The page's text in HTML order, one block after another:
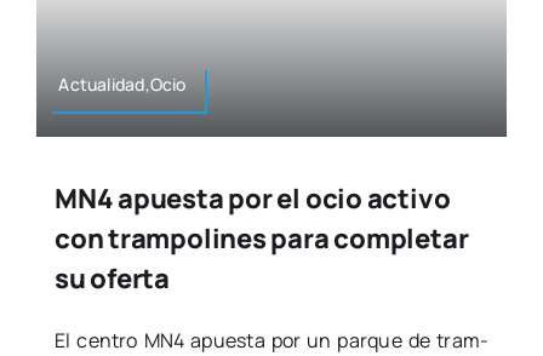
Actualidad,Ocio
MN4 apuesta por el ocio activo
con trampolines para completar
su oferta
El cen­tro MN4 apues­ta por un par­que de tram­